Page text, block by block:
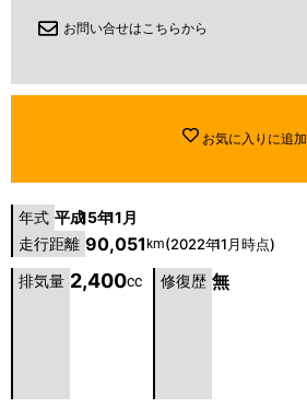
お問い合せはこちらから
お気に入りに追加
年式 平成15年11月
走行距離 90,051 km(2022年11月時点)
排気量 2,400cc 修復歴 無